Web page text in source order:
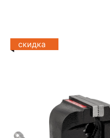
скидка